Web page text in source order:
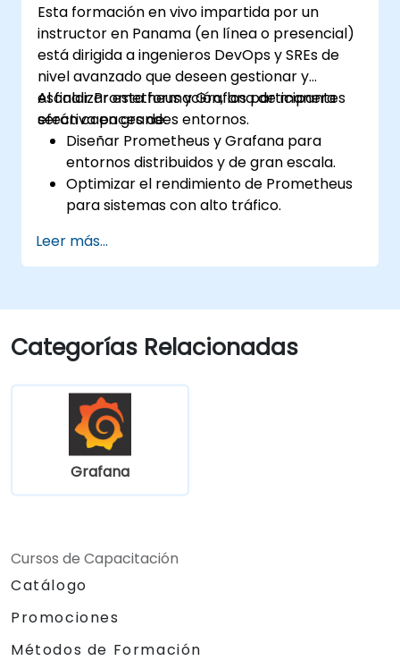
Esta formación en vivo impartida por un
instructor en Panama (en línea o presencial)
está dirigida a ingenieros DevOps y SREs de
nivel avanzado que deseen gestionar y
escalar Prometheus y Grafana de manera
efectiva en grandes entornos.
Al finalizar esta formación, los participantes
serán capaces de:
Diseñar Prometheus y Grafana para
entornos distribuidos y de gran escala.
Optimizar el rendimiento de Prometheus
para sistemas con alto tráfico.
conjuntos de datos y visualizaciones
complejas.
resolución de problemas y escalabilidad.
Leer más...
Categorías Relacionadas
Grafana
Cursos de Capacitación
Catálogo
Promociones
Métodos de Formación